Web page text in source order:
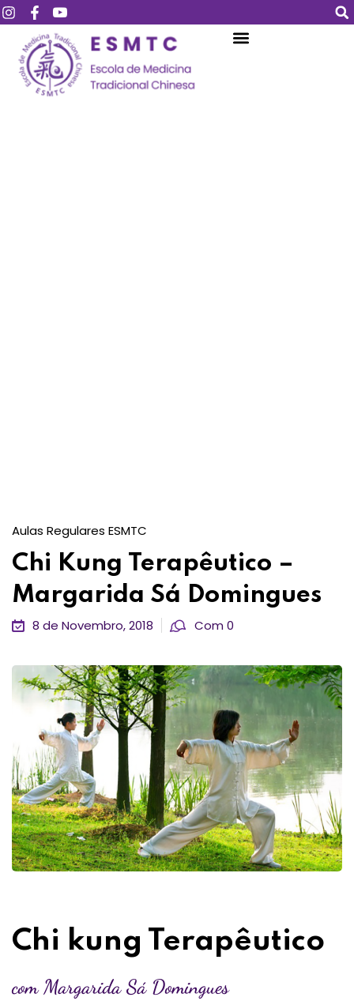
Aulas Regulares ESMTC
Chi Kung Terapêutico –
Margarida Sá Domingues
8 de Novembro, 2018 Com 0
Chi kung Terapêutico
com Margarida Sá Domingues
Login Assinar
Login